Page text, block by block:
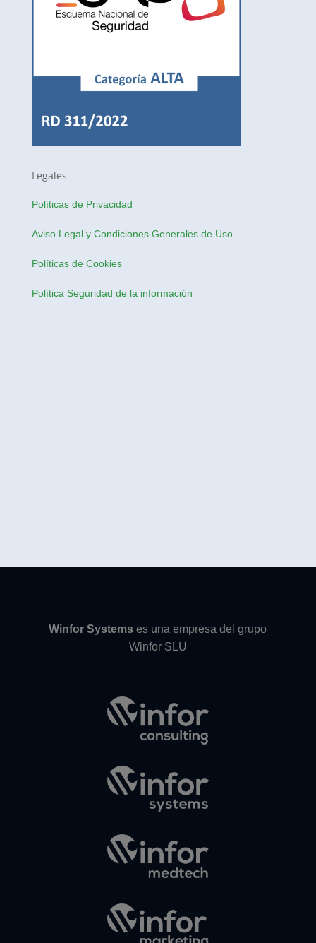
Legales
Políticas de Privacidad
Aviso Legal y Condiciones Generales de Uso
Políticas de Cookies
Política Seguridad de la información
Winfor Systems es una empresa del grupo
Winfor SLU